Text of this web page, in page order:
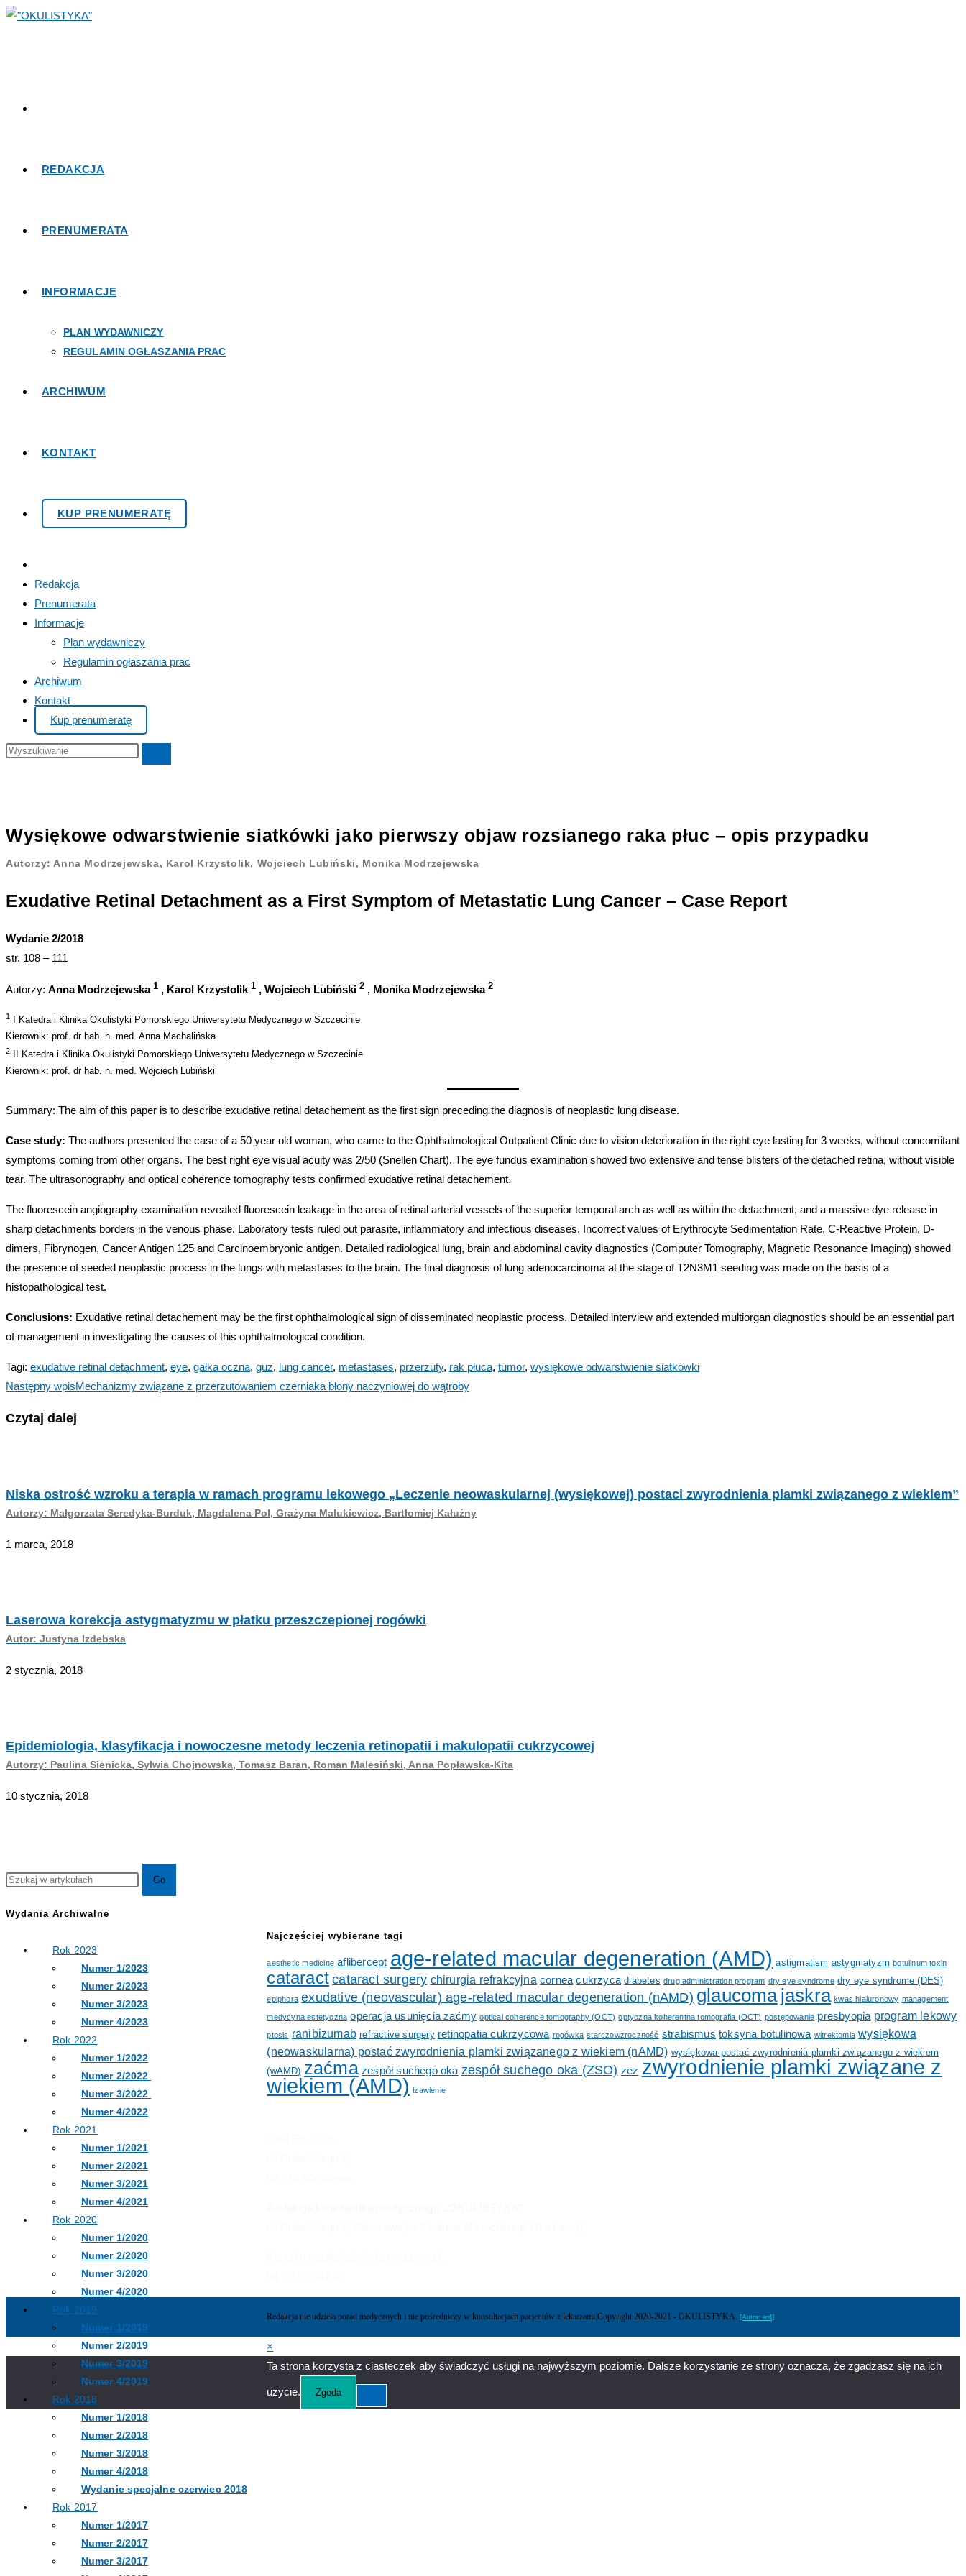
Skip
REDAKCJA
PRENUMERATA
INFORMACJE
PLAN WYDAWNICZY
REGULAMIN OGŁASZANIA PRAC
ARCHIWUM
KONTAKT
KUP PRENUMERATĘ
Redakcja
Prenumerata
Informacje
Plan wydawniczy
Regulamin ogłaszania prac
Archiwum
Kontakt
Kup prenumeratę
Search
Wysiękowe odwarstwienie siatkówki jako pierwszy objaw rozsianego raka płuc – opis przypadku
Autorzy: Anna Modrzejewska, Karol Krzystolik, Wojciech Lubiński, Monika Modrzejewska
Exudative Retinal Detachment as a First Symptom of Metastatic Lung Cancer – Case Report
Wydanie 2/2018
str. 108 – 111
Autorzy: Anna Modrzejewska 1 , Karol Krzystolik 1 , Wojciech Lubiński 2 , Monika Modrzejewska 2
1
I Katedra i Klinika Okulistyki Pomorskiego Uniwersytetu Medycznego w Szczecinie
Kierownik: prof. dr hab. n. med. Anna Machalińska
2
II Katedra i Klinika Okulistyki Pomorskiego Uniwersytetu Medycznego w Szczecinie
Kierownik: prof. dr hab. n. med. Wojciech Lubiński
Summary: The aim of this paper is to describe exudative retinal detachement as the first sign preceding the diagnosis of neoplastic lung disease.
Case study: The authors presented the case of a 50 year old woman, who came to the Ophthalmological Outpatient Clinic due to vision deterioration in the right eye lasting for 3 weeks, without concomitant
symptoms coming from other organs. The best right eye visual acuity was 2/50 (Snellen Chart). The eye fundus examination showed two extensive and tense blisters of the detached retina, without visible
tear. The ultrasonography and optical coherence tomography tests confirmed exudative retinal detachement.
The fluorescein angiography examination revealed fluorescein leakage in the area of retinal arterial vessels of the superior temporal arch as well as within the detachment, and a massive dye release in
sharp detachments borders in the venous phase. Laboratory tests ruled out parasite, inflammatory and infectious diseases. Incorrect values of Erythrocyte Sedimentation Rate, C-Reactive Protein, D-
dimers, Fibrynogen, Cancer Antigen 125 and Carcinoembryonic antigen. Detailed radiological lung, brain and abdominal cavity diagnostics (Computer Tomography, Magnetic Resonance Imaging) showed
the presence of seeded neoplastic process in the lungs with metastases to the brain. The final diagnosis of lung adenocarcinoma at the stage of T2N3M1 seeding was made on the basis of a
histopathological test.
Conclusions: Exudative retinal detachement may be the first ophthalmological sign of disseminated neoplastic process. Detailed interview and extended multiorgan diagnostics should be an essential part
of management in investigating the causes of this ophthalmological condition.
Tagi: exudative retinal detachment, eye, gałka oczna, guz, lung cancer, metastases, przerzuty, rak płuca, tumor, wysiękowe odwarstwienie siatkówki
Read
more
Następny wpisMechanizmy związane z przerzutowaniem czerniaka błony naczyniowej do wątroby
Czytaj dalej
Niska ostrość wzroku a terapia w ramach programu lekowego „Leczenie neowaskularnej (wysiękowej) postaci zwyrodnienia plamki związanego z wiekiem”
Autorzy: Małgorzata Seredyka-Burduk, Magdalena Pol, Grażyna Malukiewicz, Bartłomiej Kałużny
1 marca, 2018
Laserowa korekcja astygmatyzmu w płatku przeszczepionej rogówki
Autor: Justyna Izdebska
2 stycznia, 2018
Epidemiologia, klasyfikacja i nowoczesne metody leczenia retinopatii i makulopatii cukrzycowej
Autorzy: Paulina Sienicka, Sylwia Chojnowska, Tomasz Baran, Roman Malesiński, Anna Popławska-Kita
10 stycznia, 2018
Wydania Archiwalne
Rok 2023
Numer 1/2023
Numer 2/2023
Numer 3/2023
Numer 4/2023
Rok 2022
Numer 1/2022
Numer 2/2022
Numer 3/2022
Numer 4/2022
Rok 2021
Numer 1/2021
Numer 2/2021
Numer 3/2021
Numer 4/2021
Rok 2020
Numer 1/2020
Numer 2/2020
Numer 3/2020
Numer 4/2020
Rok 2019
Numer 1/2019
Numer 2/2019
Numer 3/2019
Numer 4/2019
Rok 2018
Numer 1/2018
Numer 2/2018
Numer 3/2018
Numer 4/2018
Wydanie specjalne czerwiec 2018
Rok 2017
Numer 1/2017
Numer 2/2017
Numer 3/2017
Najczęściej wybierane tagi
aesthetic medicine aflibercept age-related macular degeneration (AMD) astigmatism astygmatyzm botulinum toxin
cataract cataract surgery chirurgia refrakcyjna cornea cukrzyca diabetes drug administration program dry eye syndrome dry eye syndrome (DES)
epiphora exudative (neovascular) age-related macular degeneration (nAMD) glaucomajaskra kwas hialuronowy management
medycyna estetyczna operacja usunięcia zaćmy optical coherence tomography (OCT) optyczna koherentna tomografia (OCT) postępowanie presbyopia program lekowy
ptosis ranibizumab refractive surgery retinopatia cukrzycowa rogówka starczowzroczność strabismus toksyna botulinowa witrektomia wysiękowa
(neowaskularna) postać zwyrodnienia plamki związanego z wiekiem (nAMD) wysiękowa postać zwyrodnienia plamki związanego z wiekiem
(wAMD) zaćma zespół suchego oka zespół suchego oka (ZSO) zez zwyrodnienie plamki związane z
wiekiem (AMD) łzawienie
Redakcja nie udziela porad medycznych i nie pośredniczy w konsultacjach pacjentów z lekarzami.Copyright 2020-2021 - OKULISTYKA.[Autor: acd]
×
Ta strona korzysta z ciasteczek aby świadczyć usługi na najwyższym poziomie. Dalsze korzystanie ze strony oznacza, że zgadzasz się na ich
użycie. Zgoda